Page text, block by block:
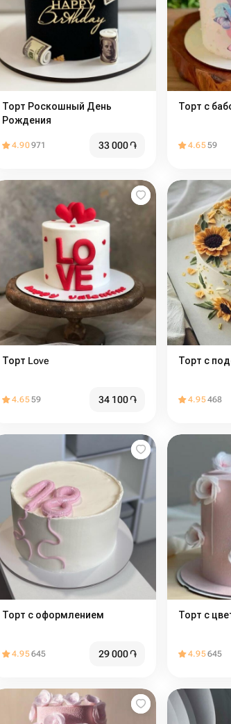
Торт Роскошный День
Рождения
4.90971 33 000֏
Торт с
4.6559
Торт Love
4.6559 34 100֏
Торт с
4.95468
Торт с оформлением
4.95645 29 000֏
Торт с
4.95645